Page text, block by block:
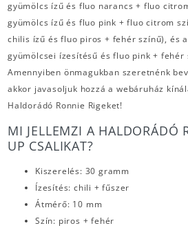
gyümölcs ízű és fluo narancs + fluo
gyümölcs ízű és fluo pink + fluo citrom
chilis ízű és fluo piros + fehér színű), és
gyümölcsei ízesítésű és fluo pink + fehér
Amennyiben önmagukban szeretnénk
akkor javasoljuk hozzá a webáruház
Haldorádó Ronnie Rigeket!
MI JELLEMZI A HALDORÁDÓ
UP CSALIKAT?
Kiszerelés: 30 gramm
Ízesítés: chili + fűszer
Átmérő: 10 mm
Szín: piros + fehér